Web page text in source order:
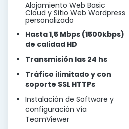
Alojamiento Web Basic
Cloud y Sitio Web Wordpress
personalizado
Hasta 1,5 Mbps (1500kbps)
de calidad HD
Transmisión las 24 hs
Tráfico ilimitado y con
soporte SSL HTTPs
Instalación de Software y
configuración vía
TeamViewer